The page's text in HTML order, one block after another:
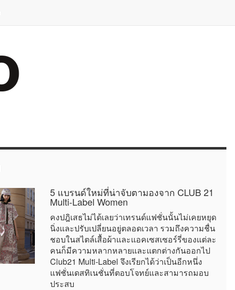
5 แบรนด์ใหม่ที่น่าจับตามองจาก CLUB 21
Multi-Label Women
คงปฎิเสธไม่ได้เลยว่าเทรนด์แฟชั่นนั้นไม่เคยหยุด
นิ่งและปรับเปลี่ยนอยู่ตลอดเวลา รวมถึงความชื่น
ชอบในสไตล์เสื้อผ้าและแอคเซสเซอร์รี่ของแต่ละ
คนก็มีความหลากหลายและแตกต่างกันออกไป
Club21 Multi-Label จึงเรียกได้ว่าเป็นอีกหนึ่ง
แฟชั่นเดสทิเนชั่นที่ตอบโจทย์และสามารถมอบ
ประสบ